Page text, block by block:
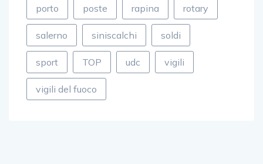
porto poste rapina rotary
salerno siniscalchi soldi
sport TOP udc vigili
vigili del fuoco